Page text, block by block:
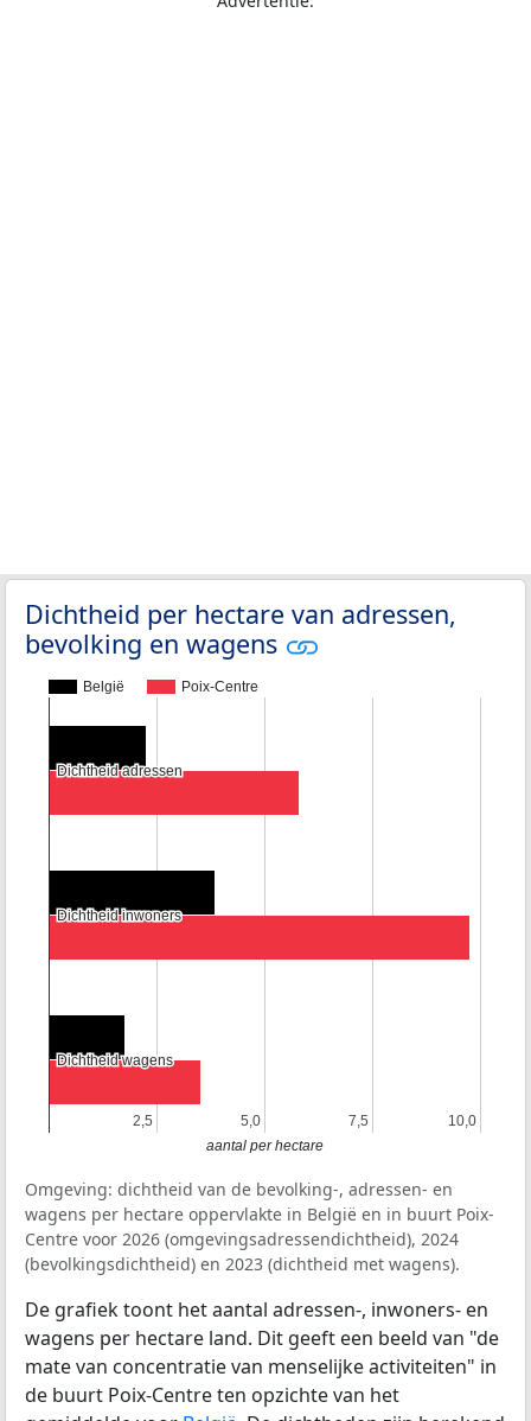
Dichtheid per hectare van adressen,
bevolking en wagens
België Poix-Centre
2,5
2,5 5,0
5,0 7,5
7,5 10,0
10,0
Dichtheid adressen
Dichtheid adressen
Dichtheid inwoners
Dichtheid inwoners
Dichtheid wagens
Dichtheid wagens
aantal per hectare
Omgeving: dichtheid van de bevolking-, adressen- en
wagens per hectare oppervlakte in België en in buurt Poix-
Centre voor 2026 (omgevingsadressendichtheid), 2024
(bevolkingsdichtheid) en 2023 (dichtheid met wagens).
De grafiek toont het aantal adressen-, inwoners- en
wagens per hectare land. Dit geeft een beeld van "de
mate van concentratie van menselijke activiteiten" in
de buurt Poix-Centre ten opzichte van het